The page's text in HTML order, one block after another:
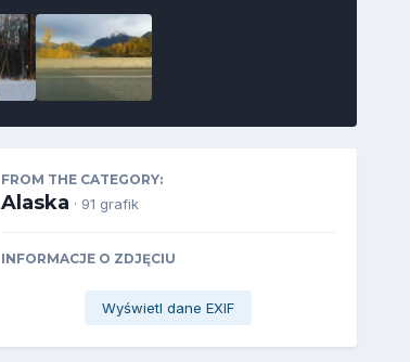
FROM THE CATEGORY:
Alaska · 91 grafik
INFORMACJE O ZDJĘCIU
Wyświetl dane EXIF